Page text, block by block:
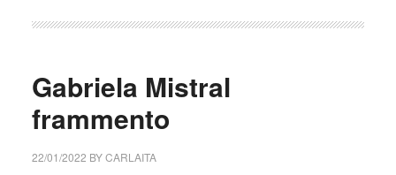
Gabriela Mistral
frammento
22/01/2022 BYCARLAITA